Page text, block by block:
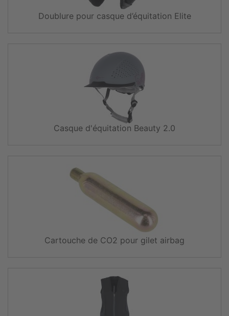
Doublure pour casque d’équitation Elite
Casque d'équitation Beauty 2.0
Cartouche de CO2 pour gilet airbag